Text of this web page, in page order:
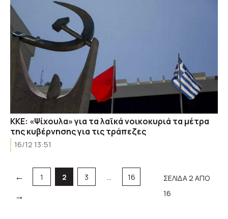
ΚΚΕ: «Ψίχουλα» για τα λαϊκά νοικοκυριά τα μέτρα
της κυβέρνησης για τις τράπεζες
16/12 13:51
← Σελίδα
1 Σελίδα
2 Σελίδα
3 … Σελίδα
16
→
ΣΕΛΙΔΑ 2 ΑΠΟ
16